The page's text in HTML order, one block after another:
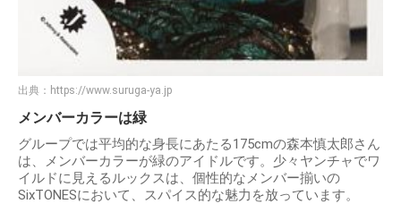
出典： https://www.suruga-ya.jp
メンバーカラーは緑
グループでは平均的な身長にあたる175cmの森本慎太郎さん
は、メンバーカラーが緑のアイドルです。少々ヤンチャでワ
イルドに見えるルックスは、個性的なメンバー揃いの
SixTONESにおいて、スパイス的な魅力を放っています。